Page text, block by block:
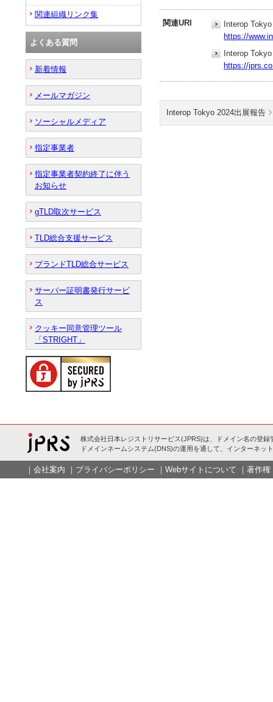
関連URI
Interop
https://
Interop
https://
Interop Tokyo 2024出展報告
関連組織リンク集
よくある質問
新着情報
メールマガジン
ソーシャルメディア
指定事業者
指定事業者契約終了に伴う
お知らせ
gTLD取次サービス
TLD総合支援サービス
ブランドTLD総合サービス
サーバー証明書発行サービ
ス
クッキー同意管理ツール
「STRIGHT」
株式会社日本レジストリサービス(JPRS)は、ドメイン名の登録
ドメインネームシステム(DNS)の運用を通して、インターネッ
｜ 会社案内 ｜ プライバシーポリシー ｜ Webサイトについて ｜ 著作権